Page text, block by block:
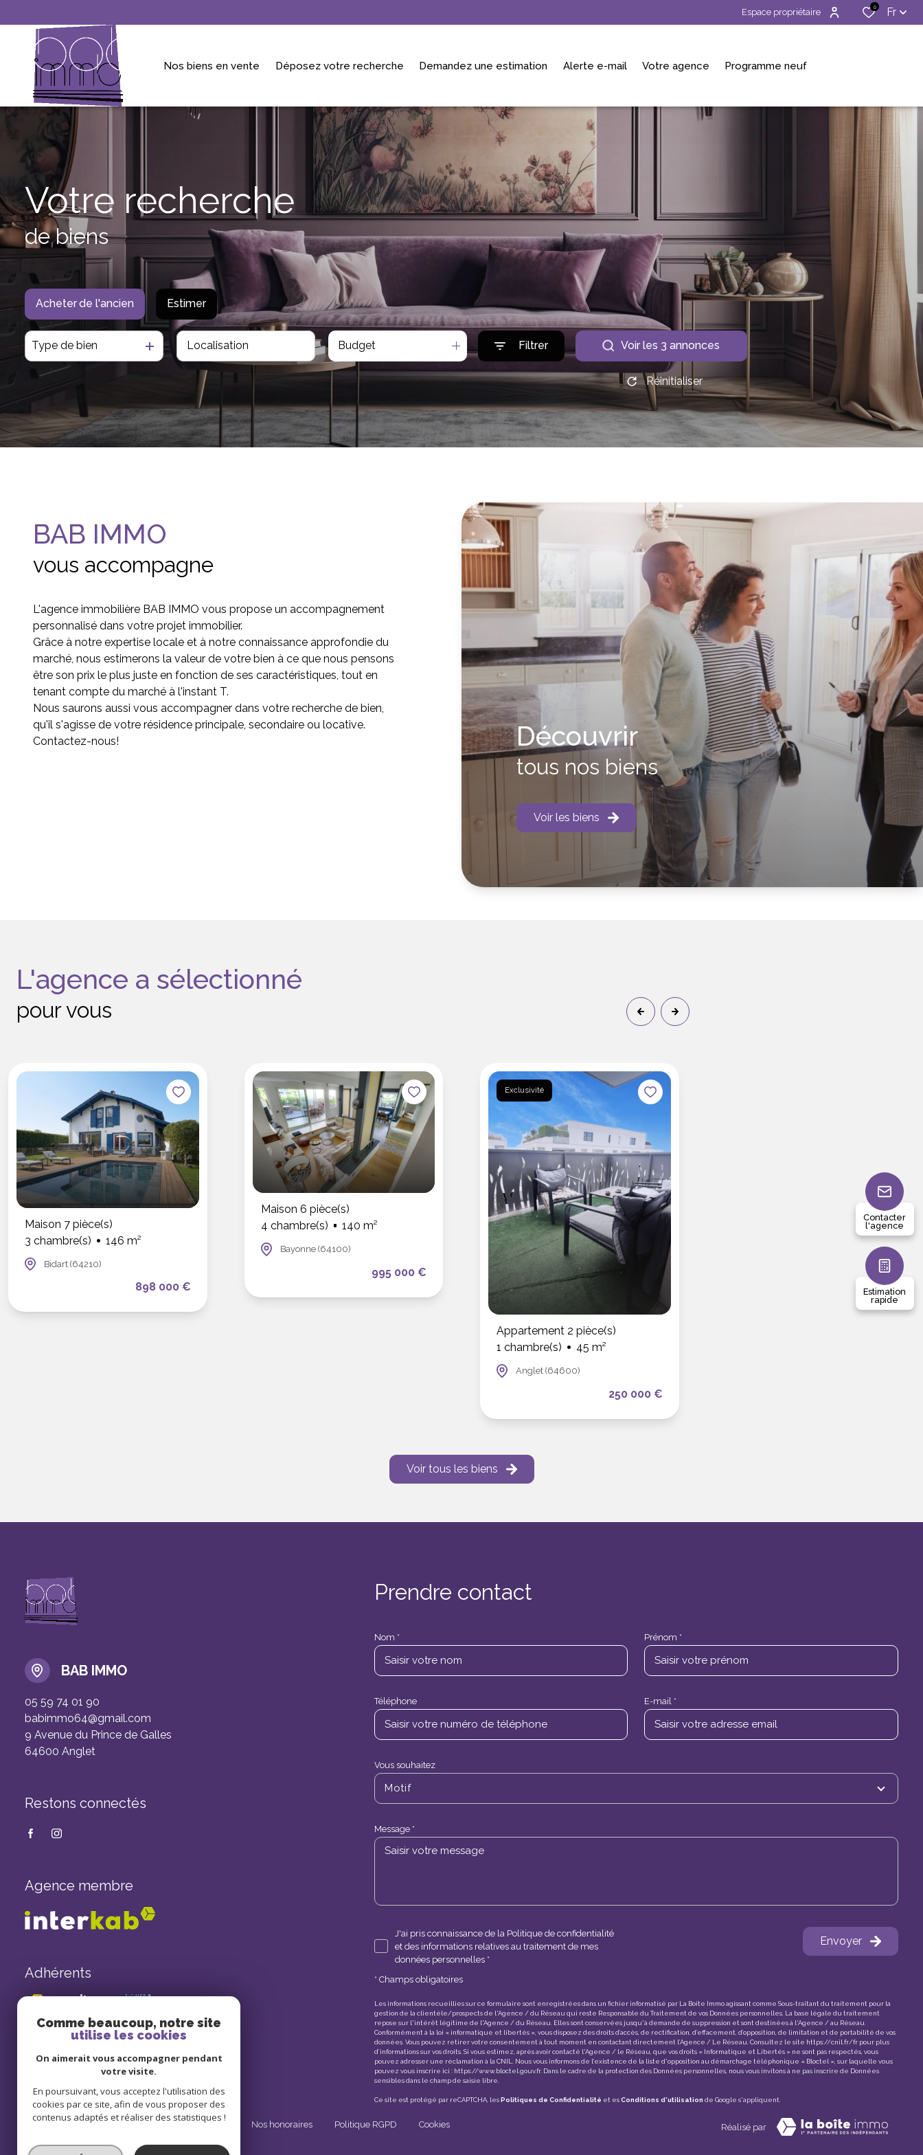
Espace propriétaire
0 Fr
Nos biens en vente Déposez votre recherche Demandez une estimation Alerte e-mail Votre agence Programme neuf
Votre recherche
de biens
Acheterde l'ancien
De l'ancien
Estimer
Type de bien Budget Filtrer Voir les 3 annonces
Réinitialiser
Découvrir
tous nos biens
Voir les biens
BAB IMMO
vous accompagne
L'agence immobilière BAB IMMO vous propose un accompagnement
personnalisé dans votre projet immobilier.
Grâce à notre expertise locale et à notre connaissance approfondie du
marché, nous estimerons la valeur de votre bien à ce que nous pensons
être son prix le plus juste en fonction de ses caractéristiques, tout en
tenant compte du marché à l'instant T.
Nous saurons aussi vous accompagner dans votre recherche de bien,
qu'il s'agisse de votre résidence principale, secondaire ou locative.
Contactez-nous!
L'agence a sélectionné
pour vous
Maison 7 pièce(s)
3 chambre(s)
146 m²
Bidart (64210)
898 000 €
Maison 6 pièce(s)
4 chambre(s)
140 m²
Bayonne (64100)
995 000 €
Exclusivité
Appartement 2 pièce(s)
1 chambre(s)
45 m²
Anglet (64600)
250 000 €
Voir tous les biens
Contacter
l'agence
Estimation
rapide
Prendre contact
Nom * Prénom *
Téléphone E-mail *
Vous souhaitez
Motif
Message *
J'ai pris connaissance de la Politique de confidentialité
et des informations relatives au traitement de mes
données personnelles *
* Champs obligatoires
Envoyer
Les informations recueillies sur ce formulaire sont enregistrées dans un fichier informatisé par La Boite Immo agissant comme Sous-traitant du traitement pour la
gestion de la clientèle/prospects de l'Agence / du Réseau qui reste Responsable du Traitement de vos Données personnelles. La base légale du traitement
repose sur l'intérêt légitime de l'Agence / du Réseau. Elles sont conservées jusqu'à demande de suppression et sont destinées à l'Agence / au Réseau.
Conformément à la loi « informatique et libertés », vous disposez des droits d’accès, de rectification, d’effacement, d’opposition, de limitation et de portabilité de vos
données. Vous pouvez retirer votre consentement à tout moment en contactant directement l’Agence / Le Réseau. Consultez le site https://cnil.fr/frpour plus
d’informations sur vos droits. Si vous estimez, après avoir contacté l'Agence / le Réseau, que vos droits « Informatique et Libertés » ne sont pas respectés, vous
pouvez adresser une réclamation à la CNIL. Nous vous informons de l’existence de la liste d'opposition au démarchage téléphonique « Bloctel », sur laquelle vous
pouvez vous inscrire ici : https://www.bloctel.gouv.fr. Dans le cadre de la protection des Données personnelles, nous vous invitons à ne pas inscrire de Données
sensibles dans le champ de saisie libre.
Ce site est protégé par reCAPTCHA, les Politiques de Confidentialité et esConditions d'utilisation de Google s'appliquent.
BAB IMMO
05 59 74 01 90
babimmo64@gmail.com
9 Avenue du Prince de Galles
64600 Anglet
Restons connectés
Agence membre
Adhérents
Admin Nos honoraires Politique RGPD Cookies
© 2026 | Tous droits réservés
Réalisé par
Comme beaucoup, notre site
utilise les cookies
On aimerait vous accompagner pendant
votre visite.
En poursuivant, vous acceptez l'utilisation des
cookies par ce site, afin de vous proposer des
contenus adaptés et réaliser des statistiques !